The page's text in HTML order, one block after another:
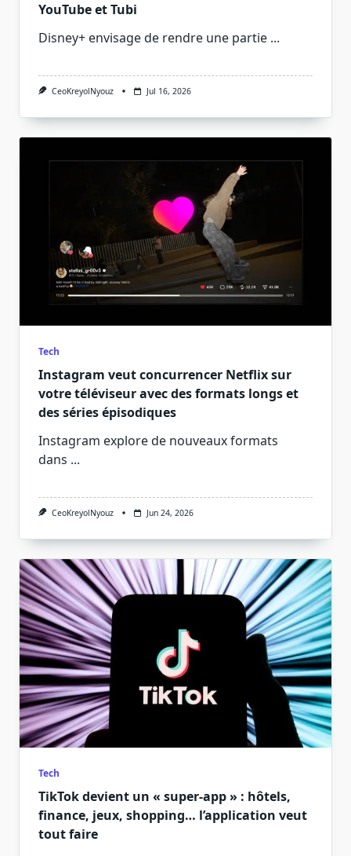
YouTube et Tubi
Disney+ envisage de rendre une partie ...
CeoKreyolNyouz Jul 16, 2026
Tech
Instagram veut concurrencer Netflix sur
votre téléviseur avec des formats longs et
des séries épisodiques
Instagram explore de nouveaux formats
dans ...
CeoKreyolNyouz Jun 24, 2026
Tech
TikTok devient un « super-app » : hôtels,
finance, jeux, shopping… l’application veut
tout faire